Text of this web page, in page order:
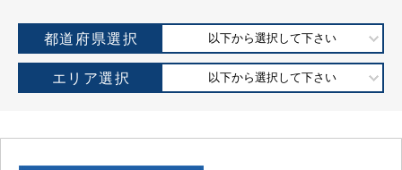
都道府県選択 以下から選択して下さい
エリア選択 以下から選択して下さい